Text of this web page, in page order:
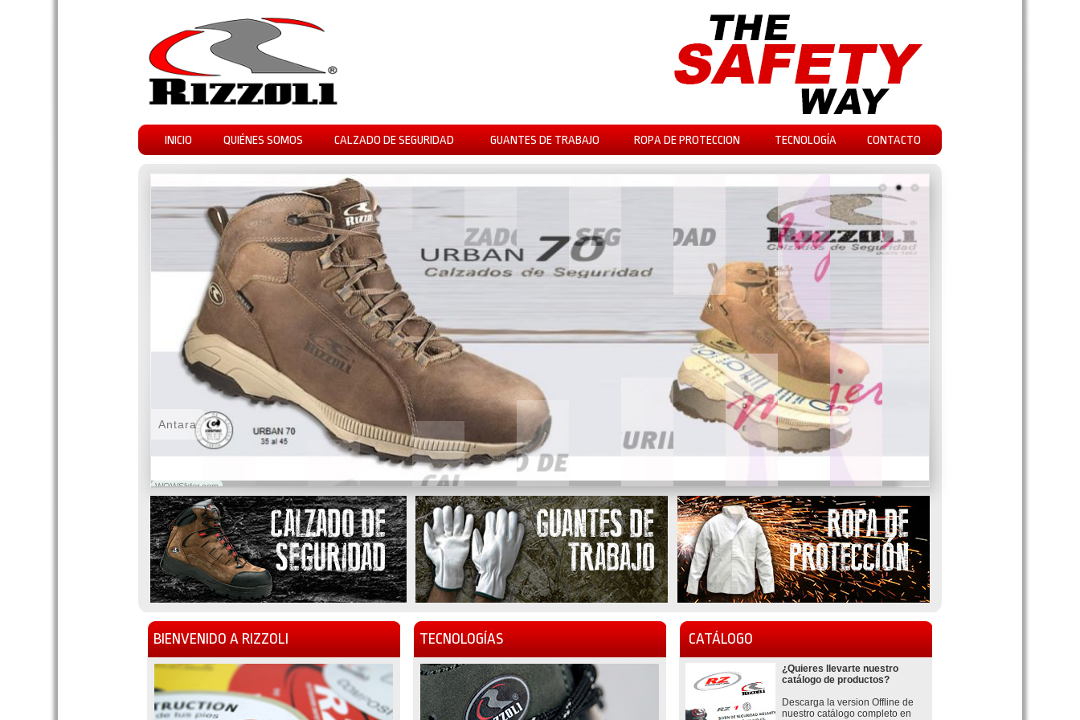
INICIO QUIÉNES SOMOS CALZADO DE SEGURIDAD GUANTES DE TRABAJO ROPA DE PROTECCION TECNOLOGÍA CONTACTO
WOWSlider.com
Antara
BIENVENIDO A RIZZOLI TECNOLOGÍAS CATÁLOGO
¿Quieres llevarte nuestro
catálogo de productos?
Descarga la version Offline de
nuestro catálogo completo en